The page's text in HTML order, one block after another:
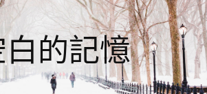
的記憶